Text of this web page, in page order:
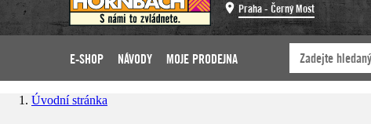
Praha - Černý Most
E-SHOP NÁVODY MOJE PRODEJNA
Úvodní stránka